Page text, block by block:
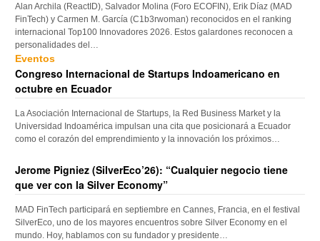
Alan Archila (ReactID), Salvador Molina (Foro ECOFIN), Erik Díaz (MAD
FinTech) y Carmen M. García (C1b3rwoman) reconocidos en el ranking
internacional Top100 Innovadores 2026. Estos galardones reconocen a
personalidades del…
Eventos
Congreso Internacional de Startups Indoamericano en
octubre en Ecuador
La Asociación Internacional de Startups, la Red Business Market y la
Universidad Indoamérica impulsan una cita que posicionará a Ecuador
como el corazón del emprendimiento y la innovación los próximos…
Jerome Pigniez (SilverEco’26): “Cualquier negocio tiene
que ver con la Silver Economy”
MAD FinTech participará en septiembre en Cannes, Francia, en el festival
SilverEco, uno de los mayores encuentros sobre Silver Economy en el
mundo. Hoy, hablamos con su fundador y presidente…